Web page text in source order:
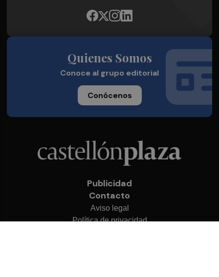
Quienes Somos
Conoce al grupo editorial
Conócenos
Publicidad
Contacto
Aviso legal
Política de privacidad